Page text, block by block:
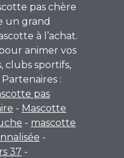
pas chère
un grand
à l’achat.
animer vos
clubs sportifs,
:
pas
- Mascotte
- mascotte
-
37 -